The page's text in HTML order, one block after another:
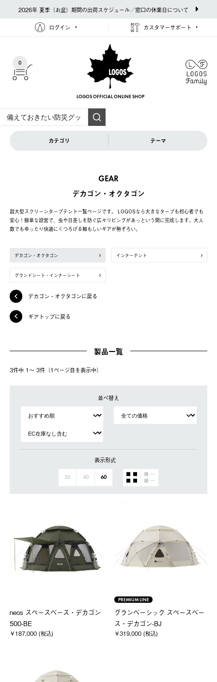
2026年 夏季（お盆）期間の出荷スケジュール／窓口の休業日について
ログイン カスタマーサポート
0
LOGOS OFFICIAL ONLINE SHOP
カテゴリ テーマ
GEAR
デカゴン・オクタゴン
超大型スクリーンタープテント一覧ページです。 LOGOSなら大きなタープも初心者でも
安心！簡単な設営で、虫や日差しを防ぐ広々リビングがあっという間に完成します。大人
数でもゆったり快適にくつろげる頼もしいギアが勢ぞろい。
デカゴン・オクタゴン インナーテント
グランドシート・インナーシート
デカゴン・オクタゴンに戻る
ギアトップに戻る
製品一覧
3件中 1〜 3件（1ページ⽬を表⽰中）
並べ替え
表示形式
20 40 60
neos スペースベース・デカゴン
500-BE
￥187,000 (税込)
PREMIUM LINE
グランベーシック スペースベー
ス・デカゴン-BJ
￥319,000 (税込)